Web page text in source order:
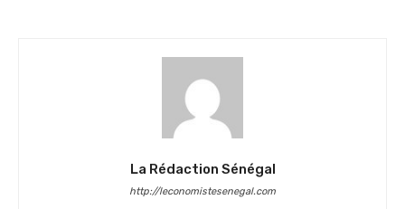
La Rédaction Sénégal
http://leconomistesenegal.com